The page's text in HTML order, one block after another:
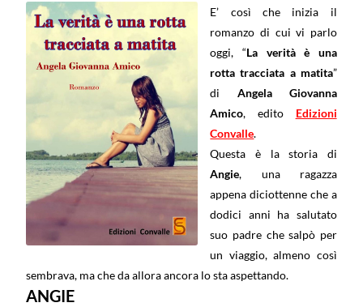
E’ così che inizia il
romanzo di cui vi parlo
oggi, “La verità è una
rotta tracciata a matita”
di Angela Giovanna
Amico, edito Edizioni
Convalle.
Questa è la storia di
Angie, una ragazza
appena diciottenne che a
dodici anni ha salutato
suo padre che salpò per
un viaggio, almeno così
sembrava, ma che da allora ancora lo sta aspettando.
ANGIE